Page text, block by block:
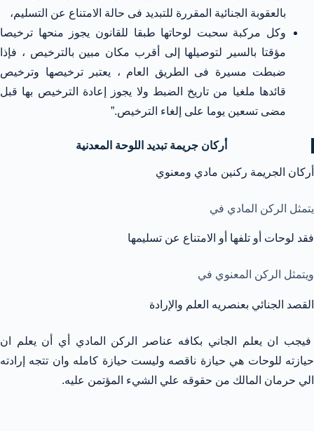
بالعقوبة الجنائية المقررة للتبديد فى حالة الامتناع عن التسليم،
وكل مركبة سحبت لوحاتها طبقا للقانون يجوز منحها ترخيصا
مؤقتا بالسير لتوصيلها إلى أقرب مكان مبين بالترخيص ، فإذا
ضبطت مسيرة فى الطريق العام ، يعتبر ترخيصها وترخيص
قائدها ملغيا من تاريخ الضبط ولا يجوز إعادة الترخيص بها قبل
مضى تسعين يوما على إلغاء الترخيص.”
أركان جريمة تبديد اللوحة المعدنية
أركان الجريمة ركنين مادي ومعنوي
يتمثل الركن المادي في
فقد لوحات أو تلفها أو الامتناع عن تسليمها
ويتمثل الركن المعنوي في
القصد الجنائي بعنصريه العلم والإرادة
فيجب ان يعلم الجاني بكافه عناصر الركن المادي أي أن يعلم ان
حيازته للوحات هي حيازة ناقصه وليست حيازة كامله وان تتجه إرادته
الي حرمان المالك من حقوقه علي الشيء المؤتمن عليه.